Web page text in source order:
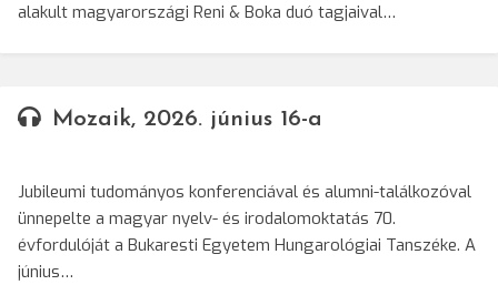
alakult magyarországi Reni & Boka duó tagjaival…
Mozaik, 2026. június 16-a
Jubileumi tudományos konferenciával és alumni-találkozóval
ünnepelte a magyar nyelv- és irodalomoktatás 70.
évfordulóját a Bukaresti Egyetem Hungarológiai Tanszéke. A
június…